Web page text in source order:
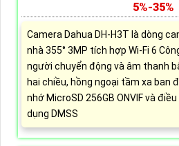
5%-35%
Camera Dahua DH-H3T là dòng
nhà 355° 3MP tích hợp Wi-Fi 6
người chuyển động và âm thanh
hai chiều, hồng ngoại tầm xa ban
nhớ MicroSD 256GB ONVIF và
dụng DMSS